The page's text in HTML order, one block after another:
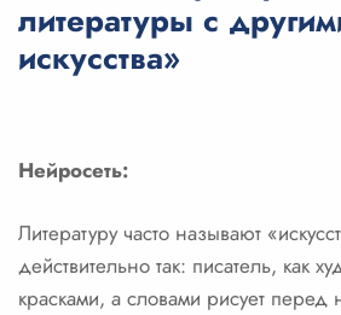
Вход с Telegram
литературы с
искусства»
Нейросеть:
Литературу часто называют
действительно так: писатель, как
красками, а словами рисует